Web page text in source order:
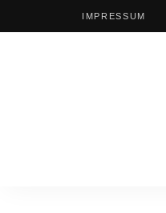
IMPRESSUM